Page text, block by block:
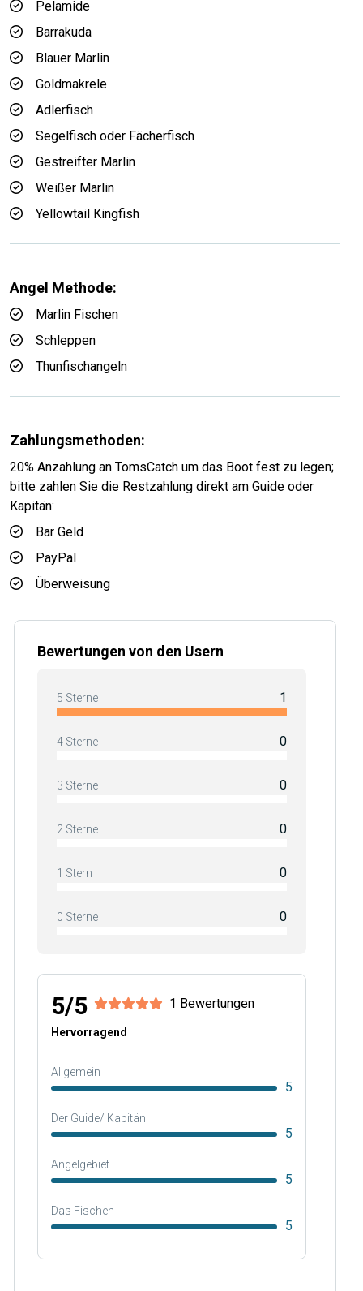
Pelamide
Barrakuda
Blauer Marlin
Goldmakrele
Adlerfisch
Segelfisch oder Fächerfisch
Gestreifter Marlin
Weißer Marlin
Yellowtail Kingfish
Angel Methode:
Marlin Fischen
Schleppen
Thunfischangeln
Zahlungsmethoden:
20% Anzahlung an TomsCatch um das Boot fest zu legen;
bitte zahlen Sie die Restzahlung direkt am Guide oder
Kapitän:
Bar Geld
PayPal
Überweisung
Bewertungen von den Usern
5 Sterne 1
4 Sterne 0
3 Sterne 0
2 Sterne 0
1 Stern 0
0 Sterne 0
5/5 1 Bewertungen
Hervorragend
Allgemein
5
Der Guide/ Kapitän
5
Angelgebiet
5
Das Fischen
5